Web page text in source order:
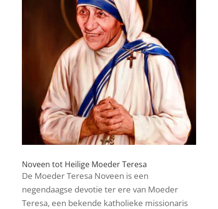
Noveen tot Heilige Moeder Teresa
De Moeder Teresa Noveen is een
negendaagse devotie ter ere van Moeder
Teresa, een bekende katholieke missionaris